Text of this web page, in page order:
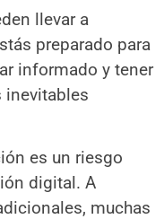
llevar a
preparado para
informado y tener
inevitables
es un riesgo
digital. A
muchas